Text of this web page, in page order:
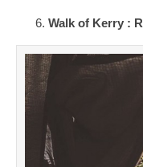
Walk of Kerry :